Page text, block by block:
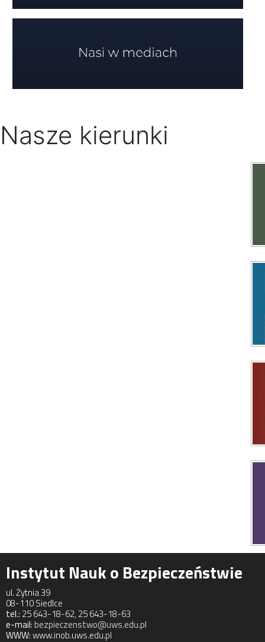
Nasze kierunki
Instytut Nauk o Bezpieczeństwie
ul. Żytnia 39
08-110 Siedlce
tel.: 25 643-18-62, 25 643-18-63
e-mail:bezpieczenstwo@uws.edu.pl
WWW:www.inob.uws.edu.pl